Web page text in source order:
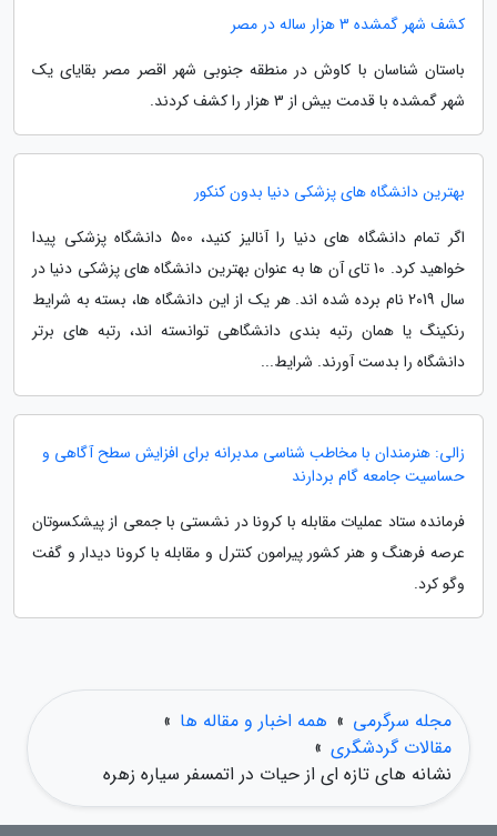
کشف شهر گمشده 3 هزار ساله در مصر
باستان شناسان با کاوش در منطقه جنوبی شهر اقصر مصر بقایای یک
شهر گمشده با قدمت بیش از 3 هزار را کشف کردند.
بهترین دانشگاه های پزشکی دنیا بدون کنکور
اگر تمام دانشگاه های دنیا را آنالیز کنید، 500 دانشگاه پزشکی پیدا
خواهید کرد. 10 تای آن ها به عنوان بهترین دانشگاه های پزشکی دنیا در
سال 2019 نام برده شده اند. هر یک از این دانشگاه ها، بسته به شرایط
رنکینگ یا همان رتبه بندی دانشگاهی توانسته اند، رتبه های برتر
دانشگاه را بدست آورند. شرایط...
زالی: هنرمندان با مخاطب شناسی مدبرانه برای افزایش سطح آگاهی و
حساسیت جامعه گام بردارند
فرمانده ستاد عملیات مقابله با کرونا در نشستی با جمعی از پیشکسوتان
عرصه فرهنگ و هنر کشور پیرامون کنترل و مقابله با کرونا دیدار و گفت
وگو کرد.
مجله سرگرمی » همه اخبار و مقاله ها »
مقالات گردشگری »
نشانه های تازه ای از حیات در اتمسفر سیاره زهره